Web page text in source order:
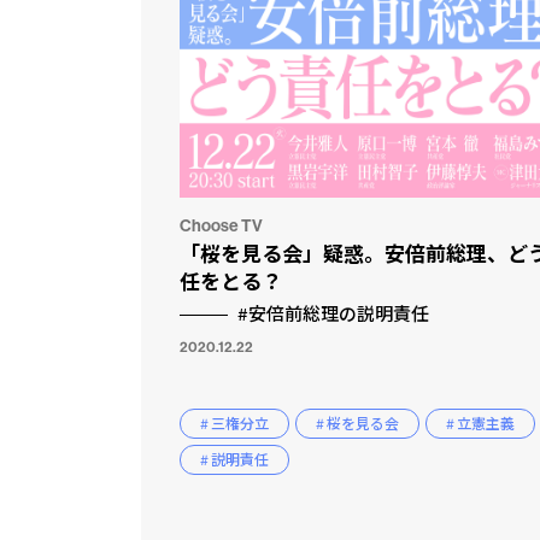
市民と
Choose TV
「桜を見る会」疑惑。安倍前総理、ど
任をとる？
#安倍前総理の説明責任
2020.12.22
# 三権分立 # 桜を見る会
# 立憲主義
# 説明責任